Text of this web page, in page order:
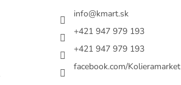
info@kmart.sk
+421 947 979 193
+421 947 979 193
facebook.com/Kolieramarket